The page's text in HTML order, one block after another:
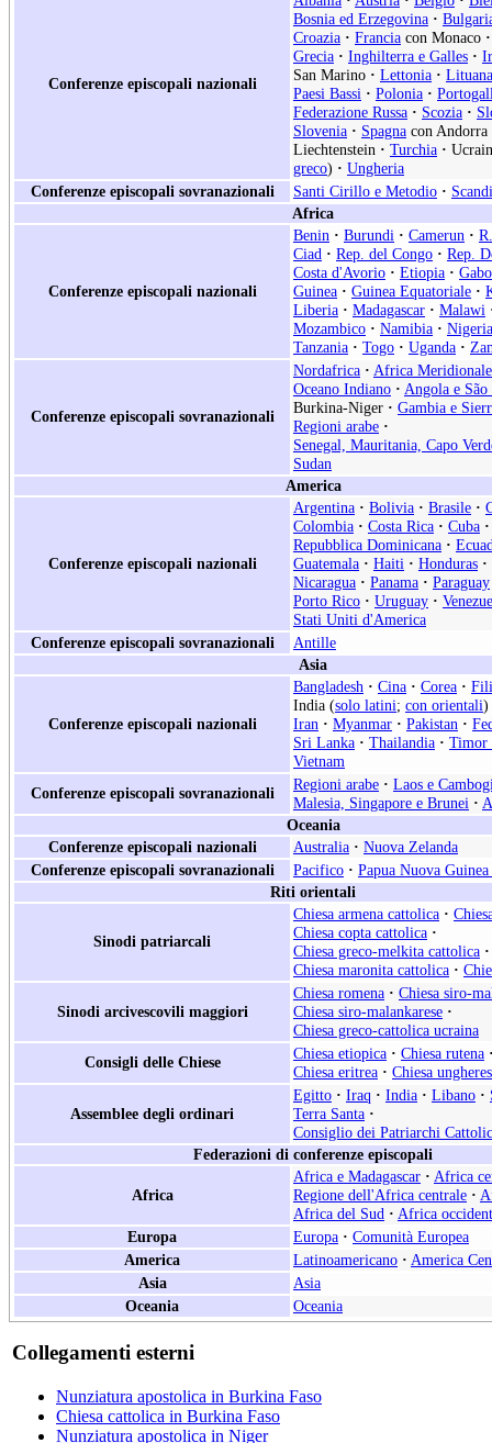
Conferenze episcopali nazionali
Bosnia ed Erzegovina ·
Croazia · Francia con Monaco ·
Grecia · Inghilterra e Galles ·
San Marino · Lettonia · Lituana
Paesi Bassi · Polonia ·
Federazione Russa · Scozia ·
Slovenia · Spagna con Andorra
Liechtenstein · Turchia ·
greco) · Ungheria
Conferenze episcopali sovranazionali
Santi Cirillo e Metodio ·
Africa
Conferenze episcopali nazionali
Benin · Burundi · Camerun ·
Ciad · Rep. del Congo · Rep.
Costa d'Avorio · Etiopia ·
Guinea · Guinea Equatoriale ·
Liberia · Madagascar · Malawi
Mozambico · Namibia · Nigeria
Tanzania · Togo · Uganda ·
Conferenze episcopali sovranazionali
Nordafrica · Africa Meridionale
Oceano Indiano · Angola e São
Burkina-Niger · Gambia e
Regioni arabe ·
Senegal, Mauritania, Capo
Sudan
America
Conferenze episcopali nazionali
Argentina · Bolivia · Brasile ·
Colombia · Costa Rica · Cuba ·
Repubblica Dominicana ·
Guatemala · Haiti · Honduras ·
Nicaragua · Panama · Paraguay
Porto Rico · Uruguay ·
Stati Uniti d'America
Conferenze episcopali sovranazionali
Antille
Asia
Conferenze episcopali nazionali
Bangladesh · Cina · Corea ·
India (solo latini; con orientali)
Iran · Myanmar · Pakistan ·
Sri Lanka · Thailandia · Timor
Vietnam
Conferenze episcopali sovranazionali
Regioni arabe · Laos e
Malesia, Singapore e Brunei ·
Oceania
Conferenze episcopali nazionali
Australia · Nuova Zelanda
Conferenze episcopali sovranazionali
Pacifico · Papua Nuova
Riti orientali
Sinodi patriarcali
Chiesa armena cattolica ·
Chiesa copta cattolica ·
Chiesa greco-melkita cattolica ·
Chiesa maronita cattolica ·
Sinodi arcivescovili maggiori
Chiesa romena · Chiesa siro-
Chiesa siro-malankarese ·
Chiesa greco-cattolica ucraina
Consigli delle Chiese
Chiesa etiopica · Chiesa rutena
Chiesa eritrea · Chiesa
Assemblee degli ordinari
Egitto · Iraq · India · Libano ·
Terra Santa ·
Consiglio dei Patriarchi
Federazioni di conferenze episcopali
Africa
Africa e Madagascar · Africa
Regione dell'Africa centrale ·
Africa del Sud · Africa
Europa
Europa · Comunità Europea
America
Latinoamericano · America
Asia
Asia
Oceania
Oceania
Collegamenti esterni
Nunziatura apostolica in Burkina Faso
Chiesa cattolica in Burkina Faso
Nunziatura apostolica in Niger